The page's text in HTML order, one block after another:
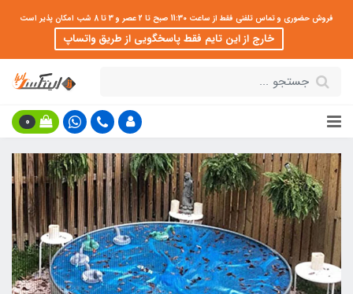
فروش حضوری و تماس تلفنی فقط از ساعت 11:30 صبح تا 2 عصر و 3 تا 8 شب امکان پذیر است
خارج از این تایم فقط پاسخگویی از طریق واتساپ
0